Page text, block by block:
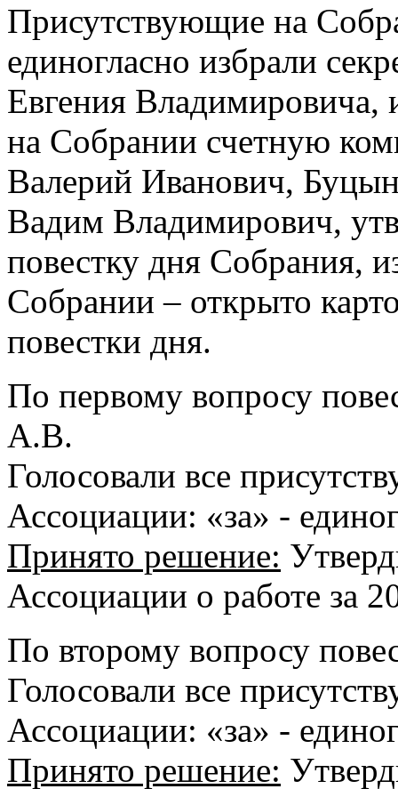
Присутствующие на
единогласно избрали
Евгения Владимировича,
на Собрании счетную
Валерий Иванович,
Вадим Владимирович,
повестку дня Собрания,
Собрании – открыто
повестки дня.
По первому вопросу
А.В.
Голосовали все
Ассоциации: «за» -
Принято решение:
Ассоциации о работе за
По второму вопросу
Голосовали все
Ассоциации: «за» -
Принято решение: